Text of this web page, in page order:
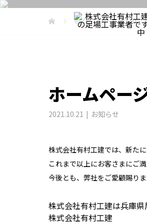
BLOG お知らせ
ホームペー
2021.10.21 お知らせ
株式会社有村工建では、新た
これまで以上にお客さまにご
今後とも、弊社をご愛顧賜り
株式会社有村工建は兵庫
株式会社有村工建